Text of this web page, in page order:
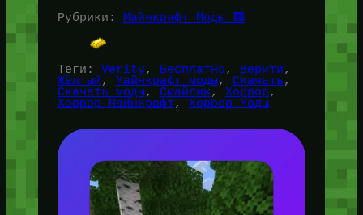
Рубрики:
Майнкрафт Моды 🟩
Теги: Verity, Бесплатно, Верити
Жёлтый, Майнкрафт моды, Скачать
Скачать моды, Смайлик, Хоррор
Хоррор Майнкрафт, Хоррор Моды